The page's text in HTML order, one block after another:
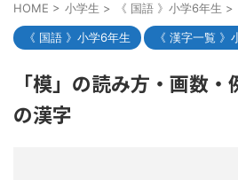
HOME > 小学生 > 《 国語 》小学6年生 >
《 国語 》小学6年生 《 漢字一覧 》
「模」の読み方・画数
の漢字